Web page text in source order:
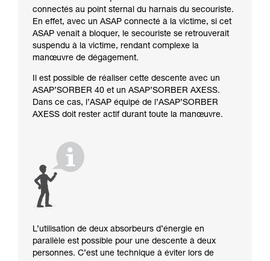
connectés au point sternal du harnais du secouriste.
En effet, avec un ASAP connecté à la victime, si cet
ASAP venait à bloquer, le secouriste se retrouverait
suspendu à la victime, rendant complexe la
manœuvre de dégagement.
Il est possible de réaliser cette descente avec un
ASAP’SORBER 40 et un ASAP’SORBER AXESS.
Dans ce cas, l’ASAP équipé de l’ASAP’SORBER
AXESS doit rester actif durant toute la manœuvre.
L’utilisation de deux absorbeurs d’énergie en
parallèle est possible pour une descente à deux
personnes. C’est une technique à éviter lors de